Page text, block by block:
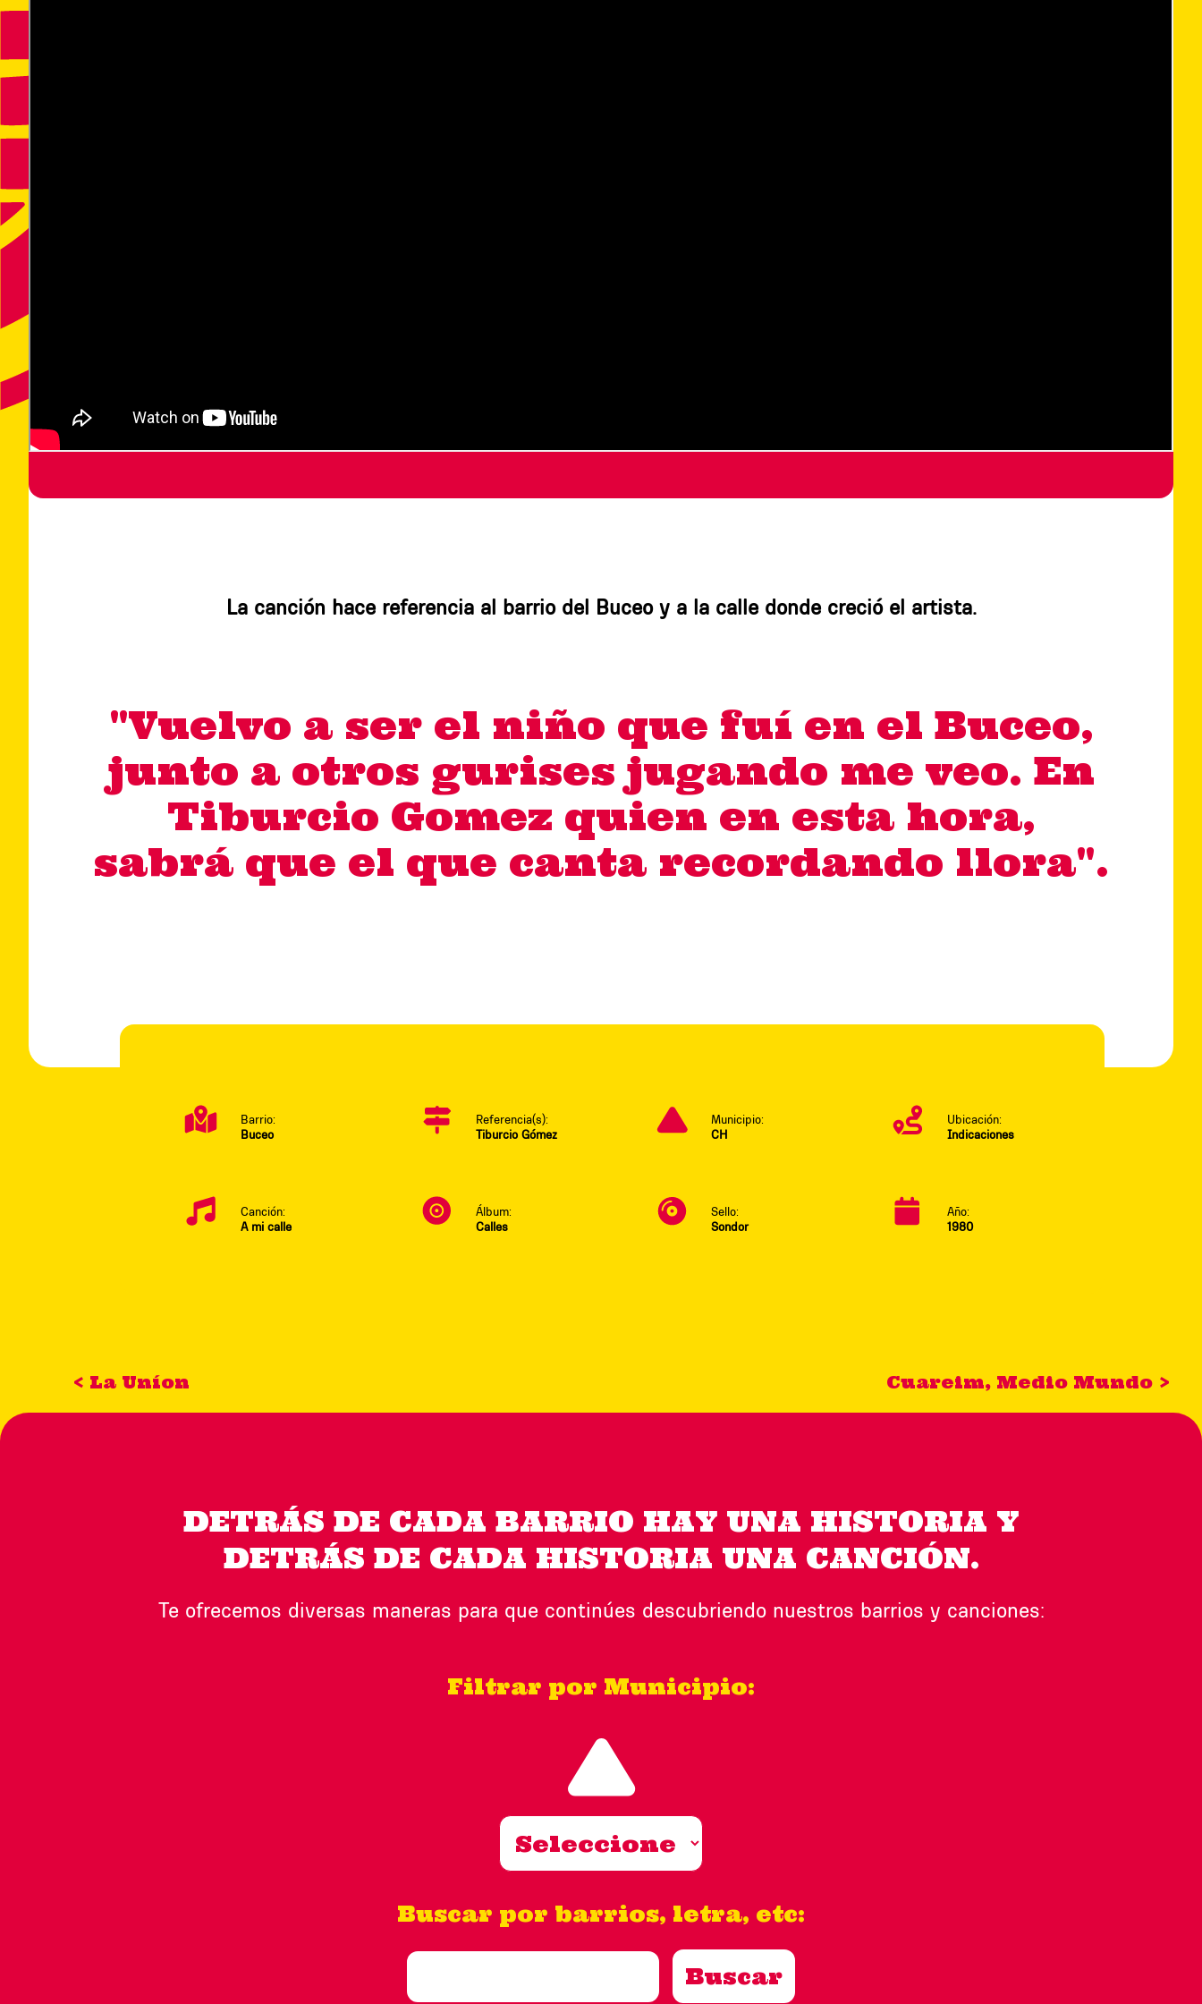
La canción hace referencia al barrio del Buceo y a la calle donde creció el artista.
"Vuelvo a ser el niño que fuí en el Buceo,
junto a otros gurises jugando me veo. En
Tiburcio Gomez quien en esta hora,
sabrá que el que canta recordando llora".
Barrio:
Buceo
Referencia(s):
Tiburcio Gómez
Municipio:
CH
Ubicación:
Indicaciones
Canción:
A mi calle
Álbum:
Calles
Sello:
Sondor
Año:
1980
< La Uníon Cuareim, Medio Mundo >
DETRÁS DE CADA BARRIO HAY UNA HISTORIA Y
DETRÁS DE CADA HISTORIA UNA CANCIÓN.
Te ofrecemos diversas maneras para que continúes descubriendo nuestros barrios y canciones:
Filtrar por Municipio:
Buscar por barrios, letra, etc: